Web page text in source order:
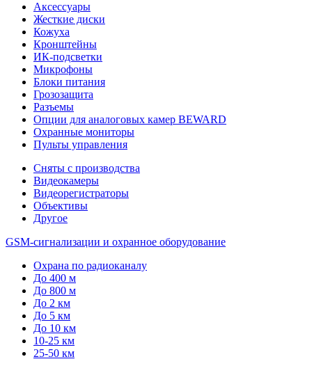
Аксессуары
Жесткие диски
Кожуха
Кронштейны
ИК-подсветки
Микрофоны
Блоки питания
Грозозащита
Разъемы
Опции для аналоговых камер BEWARD
Охранные мониторы
Пульты управления
Сняты с производства
Видеокамеры
Видеорегистраторы
Объективы
Другое
GSM-сигнализации и охранное оборудование
Охрана по радиоканалу
До 400 м
До 800 м
До 2 км
До 5 км
До 10 км
10-25 км
25-50 км